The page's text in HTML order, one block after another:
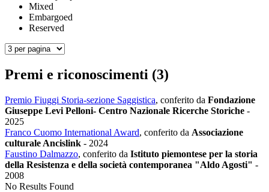
Mixed
Embargoed
Reserved
Premi e riconoscimenti (3)
Premio Fiuggi Storia-sezione Saggistica, conferito da Fondazione
Giuseppe Levi Pelloni- Centro Nazionale Ricerche Storiche -
2025
Franco Cuomo International Award, conferito da Associazione
culturale Ancislink - 2024
Faustino Dalmazzo, conferito da Istituto piemontese per la storia
della Resistenza e della società contemporanea "Aldo Agosti" -
2008
No Results Found